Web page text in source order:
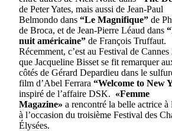
de Peter Yates, mais aussi de Jean-Paul
Belmondo dans “Le Magnifique” de
de Broca, et de Jean-Pierre Léaud dans
nuit américaine” de François Truffaut.
Récemment, c’est au Festival de Cannes
que Jacqueline Bisset se fit remarquer
côtés de Gérard Depardieu dans le
film d’Abel Ferrara “Welcome to New
inspiré de l’affaire DSK. «Femme
Magazine» a rencontré la belle actrice à
à l’occasion du troisième Festival des
Élysées.